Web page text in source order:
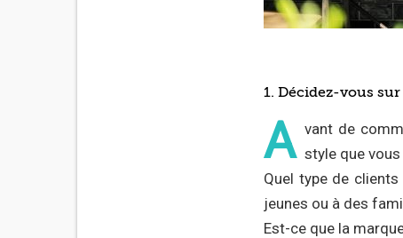
1. Décidez-vous
A vant de
style que
Quel type de
jeunes ou à des
Est-ce que la